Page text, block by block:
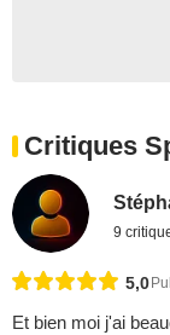
Critiques
9
5,0
Et bien moi j'ai